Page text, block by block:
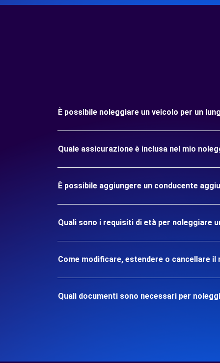
È possibile noleggiare un veicolo per un
Quale assicurazione è inclusa nel mio
È possibile aggiungere un conducente
Quali sono i requisiti di età per noleggiare
Come modificare, estendere o cancellare il
Quali documenti sono necessari per